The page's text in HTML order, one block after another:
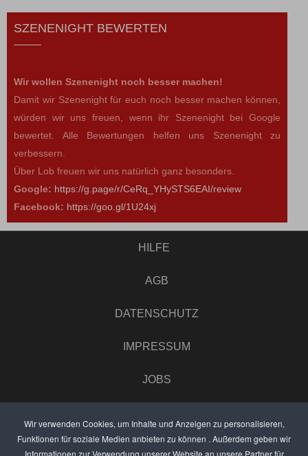
Wir verwenden Cookies, um Inhalte und Anzeigen zu personalisieren,
Funktionen für soziale Medien anbieten zu können . Außerdem geben wir
Informationen zur Verwendung unserer Website an unsere Partner für
SZENENIGHT BEWERTEN
Wir wollen Szenenight noch besser machen!
Damit wir Szenenight für euch noch besser machen können,
würden wir uns freuen, wenn ihr Szenenight bei Google
bewertet. Alle Bewertungen helfen uns Szenenight zu
verbessern.
Über Lob freuen wir uns natürlich ganz besonders.
Google: https://g.page/r/CeRq_YHySTS6EAI/review
Facebook: https://goo.gl/1U24xj
HILFE
AGB
DATENSCHUTZ
IMPRESSUM
JOBS
ANZEIGEN PREISE